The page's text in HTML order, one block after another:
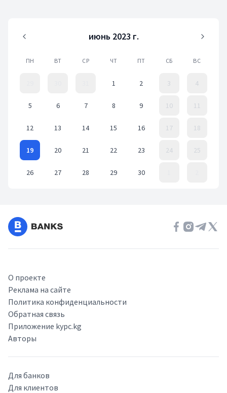
июнь 2023 г.
ПН ВТ СР ЧТ ПТ СБ ВС
1 2 3 4
5 6 7 8 9 10 11
12 13 14 15 16 17 18
19 20 21 22 23 24 25
26 27 28 29 30
О проекте
Реклама на сайте
Политика конфиденциальности
Обратная связь
Приложение kypc.kg
Авторы
Для банков
Для клиентов